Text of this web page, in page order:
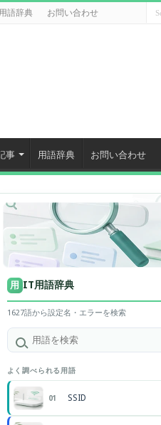
用語辞典 お問い合わせ
事 用語辞典 お問い合わせ
用 IT用語辞典
1627語から設定名・エラーを検索
よく調べられる用語
01 SSID